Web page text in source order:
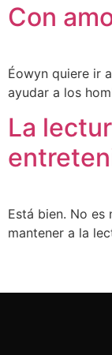
Con
Éowyn quiere ir
ayudar a los
La
Está bien. No
mantener a la